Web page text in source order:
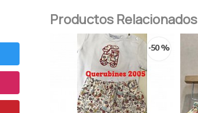
Productos Relacionados
-50 %